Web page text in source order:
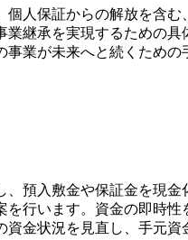
個人保証からの解放を含
業継承を実現するための
事業が未来へと続くための
、預入敷金や保証金を現
を行います。資金の即時
資金状況を見直し、手元資